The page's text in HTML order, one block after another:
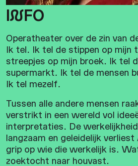
INFO
Operatheater over de zin van
Ik tel. Ik tel de stippen op mijn
streepjes op mijn broek. Ik tel
supermarkt. Ik tel de mensen
Ik tel mezelf.
Tussen alle andere mensen
verstrikt in een wereld vol
interpretaties. De
langzaam en geleidelijk
grip op wie die werkelijk is.
zoektocht naar houvast.